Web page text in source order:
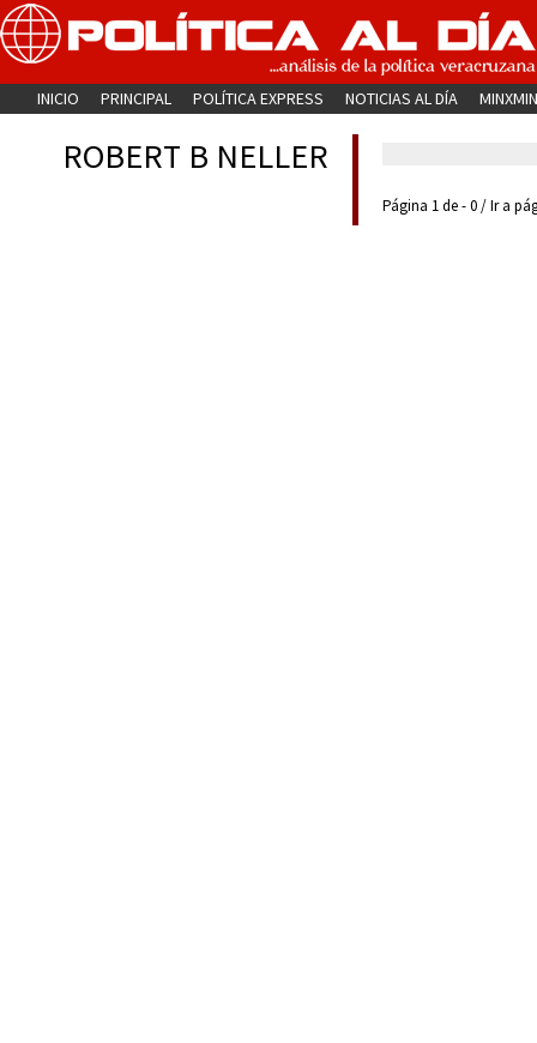
INICIO PRINCIPAL POLÍTICA EXPRESS NOTICIAS AL DÍA
ROBERT B NELLER
Página 1 de - 0 / Ir a